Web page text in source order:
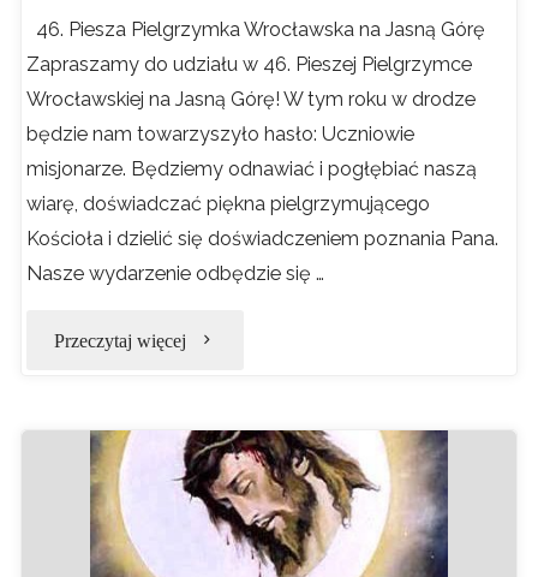
46. Piesza Pielgrzymka Wrocławska na Jasną Górę
Zapraszamy do udziału w 46. Pieszej Pielgrzymce
Wrocławskiej na Jasną Górę! W tym roku w drodze
będzie nam towarzyszyło hasło: Uczniowie
misjonarze. Będziemy odnawiać i pogłębiać naszą
wiarę, doświadczać piękna pielgrzymującego
Kościoła i dzielić się doświadczeniem poznania Pana.
Nasze wydarzenie odbędzie się …
Przeczytaj więcej "PIELGRZYMKA
JASNĄ
GÓRĘ"